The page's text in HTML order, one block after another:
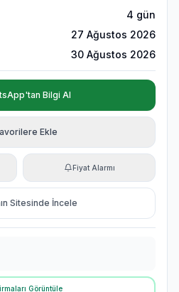
4 gün
27 Ağustos 2026
30 Ağustos 2026
Bilgi Al
Ekle
Fiyat Alarmı
Sitesinde İncele
Görüntüle